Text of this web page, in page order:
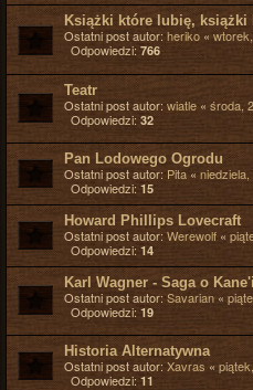
Książki które lubię, książki
Ostatni post autor: heriko «
Odpowiedzi: 766
Teatr
Ostatni post autor: wiatle« środa,
Odpowiedzi: 32
Pan Lodowego Ogrodu
Ostatni post autor: Pita «
Odpowiedzi: 15
Howard Phillips Lovecraft
Ostatni post autor: Werewolf «
Odpowiedzi: 14
Karl Wagner - Saga o
Ostatni post autor: Savarian «
Odpowiedzi: 19
Historia Alternatywna
Ostatni post autor: Xavras «
Odpowiedzi: 11